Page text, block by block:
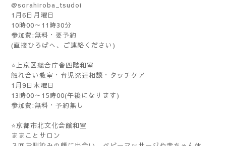
@sorahiroba_tsudoi
1月6日月曜日
10時00～11時30分
参加費:無料・要予約
(直接ひろばへ、ご連絡ください)
⭐上京区総合庁舎四階和室
触れ合い教室・育児発達相談・タッチケア
1月9日木曜日
13時00～15時00(午後になります)
参加費:無料・予約無し
⭐京都市北文化会館和室
ままことサロン